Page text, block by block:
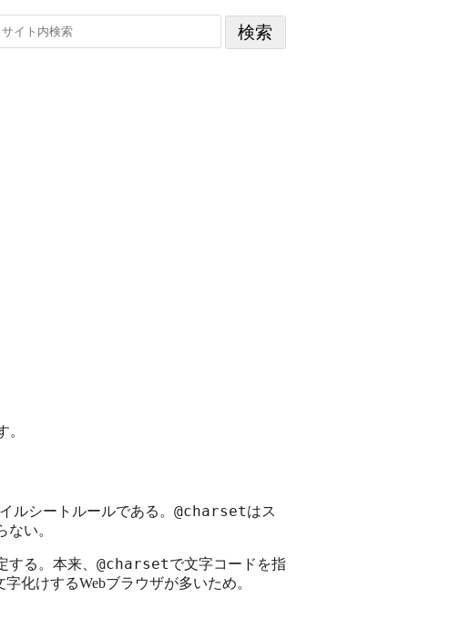
。
ルシートルールである。 @charsetはス
い。
する。本来、 @charsetで文字コードを指
化けするWebブラウザが多いため。